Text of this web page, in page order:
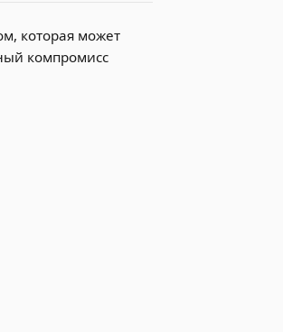
которая может
компромисс